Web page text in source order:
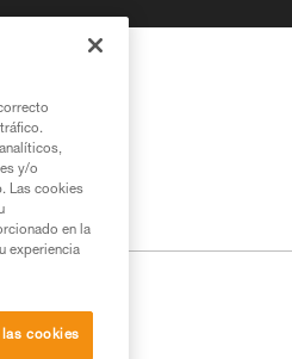
y/o
Las cookies
en la
experiencia
cookies